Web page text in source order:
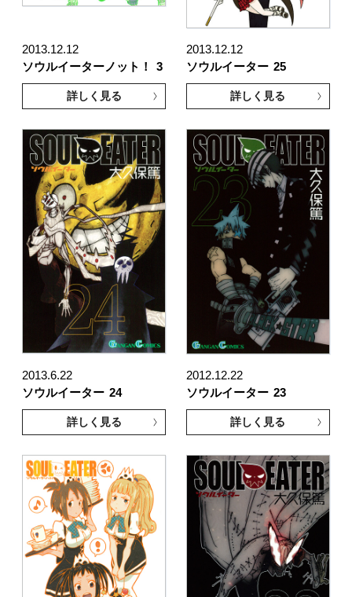
2013.12.12
ソウルイーターノット！
3
詳しく見る
2013.12.12
ソウルイーター 25
詳しく見る
2013.6.22
ソウルイーター 24
詳しく見る
2012.12.22
ソウルイーター 23
詳しく見る